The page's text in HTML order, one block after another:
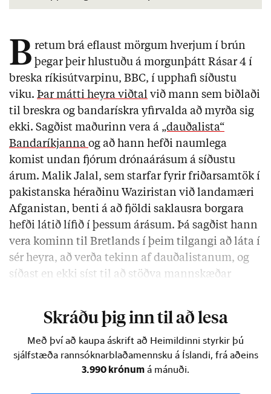
B retum brá eflaust mörgum hverjum í brún
þegar þeir hlustuðu á morgunþátt Rásar 4 í
breska ríkisútvarpinu, BBC, í upphafi síðustu
viku. Þar mátti heyra viðtal við mann sem biðlaði
til breskra og bandarískra yfirvalda að myrða sig
ekki. Sagðist maðurinn vera á „dauðalista“
Bandaríkjanna og að hann hefði naumlega
komist undan fjórum drónaárásum á síðustu
árum. Malik Jalal, sem starfar fyrir friðarsamtök í
pakistanska héraðinu Waziristan við landamæri
Afganistan, benti á að fjöldi saklausra borgara
hefði látið lífið í þessum árásum. Þá sagðist hann
vera kominn til Bretlands í þeim tilgangi að láta í
sér heyra, að verða tekinn af dauðalistanum, og
síðast en ekki síst til að stöðva mannskæðar
Skráðu þig inn til að lesa
Með því að kaupa áskrift að Heimildinni styrkir þú
sjálfstæða rannsóknarblaðamennsku á Íslandi, frá aðeins
3.990 krónum á mánuði.